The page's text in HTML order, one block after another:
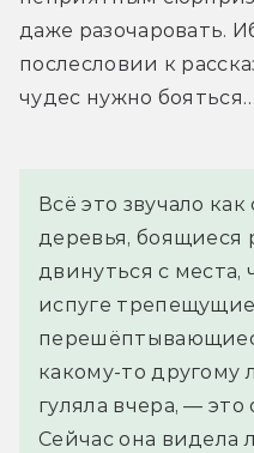
даже разочаровать.
послесловии к
чудес нужно бояться…
Всё это звучало
деревья, боящиеся
двинуться с места,
испуге
какому-то другому
гуляла вчера, —
Сейчас она видела